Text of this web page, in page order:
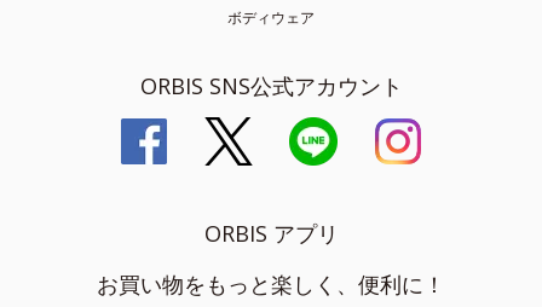
ボディウェア
ORBIS SNS公式アカウント
ORBIS アプリ
お買い物をもっと楽しく、便利に！